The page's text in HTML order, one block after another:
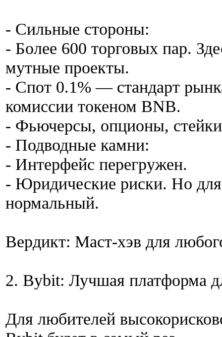
- Сильные стороны:
- Более 600 торговых пар.
мутные проекты.
- Спот 0.1% — стандарт
комиссии токеном BNB.
- Фьючерсы, опционы,
- Подводные камни:
- Интерфейс перегружен.
- Юридические риски. Но
нормальный.
Вердикт: Маст-хэв для
2. Bybit: Лучшая платформа
Для любителей